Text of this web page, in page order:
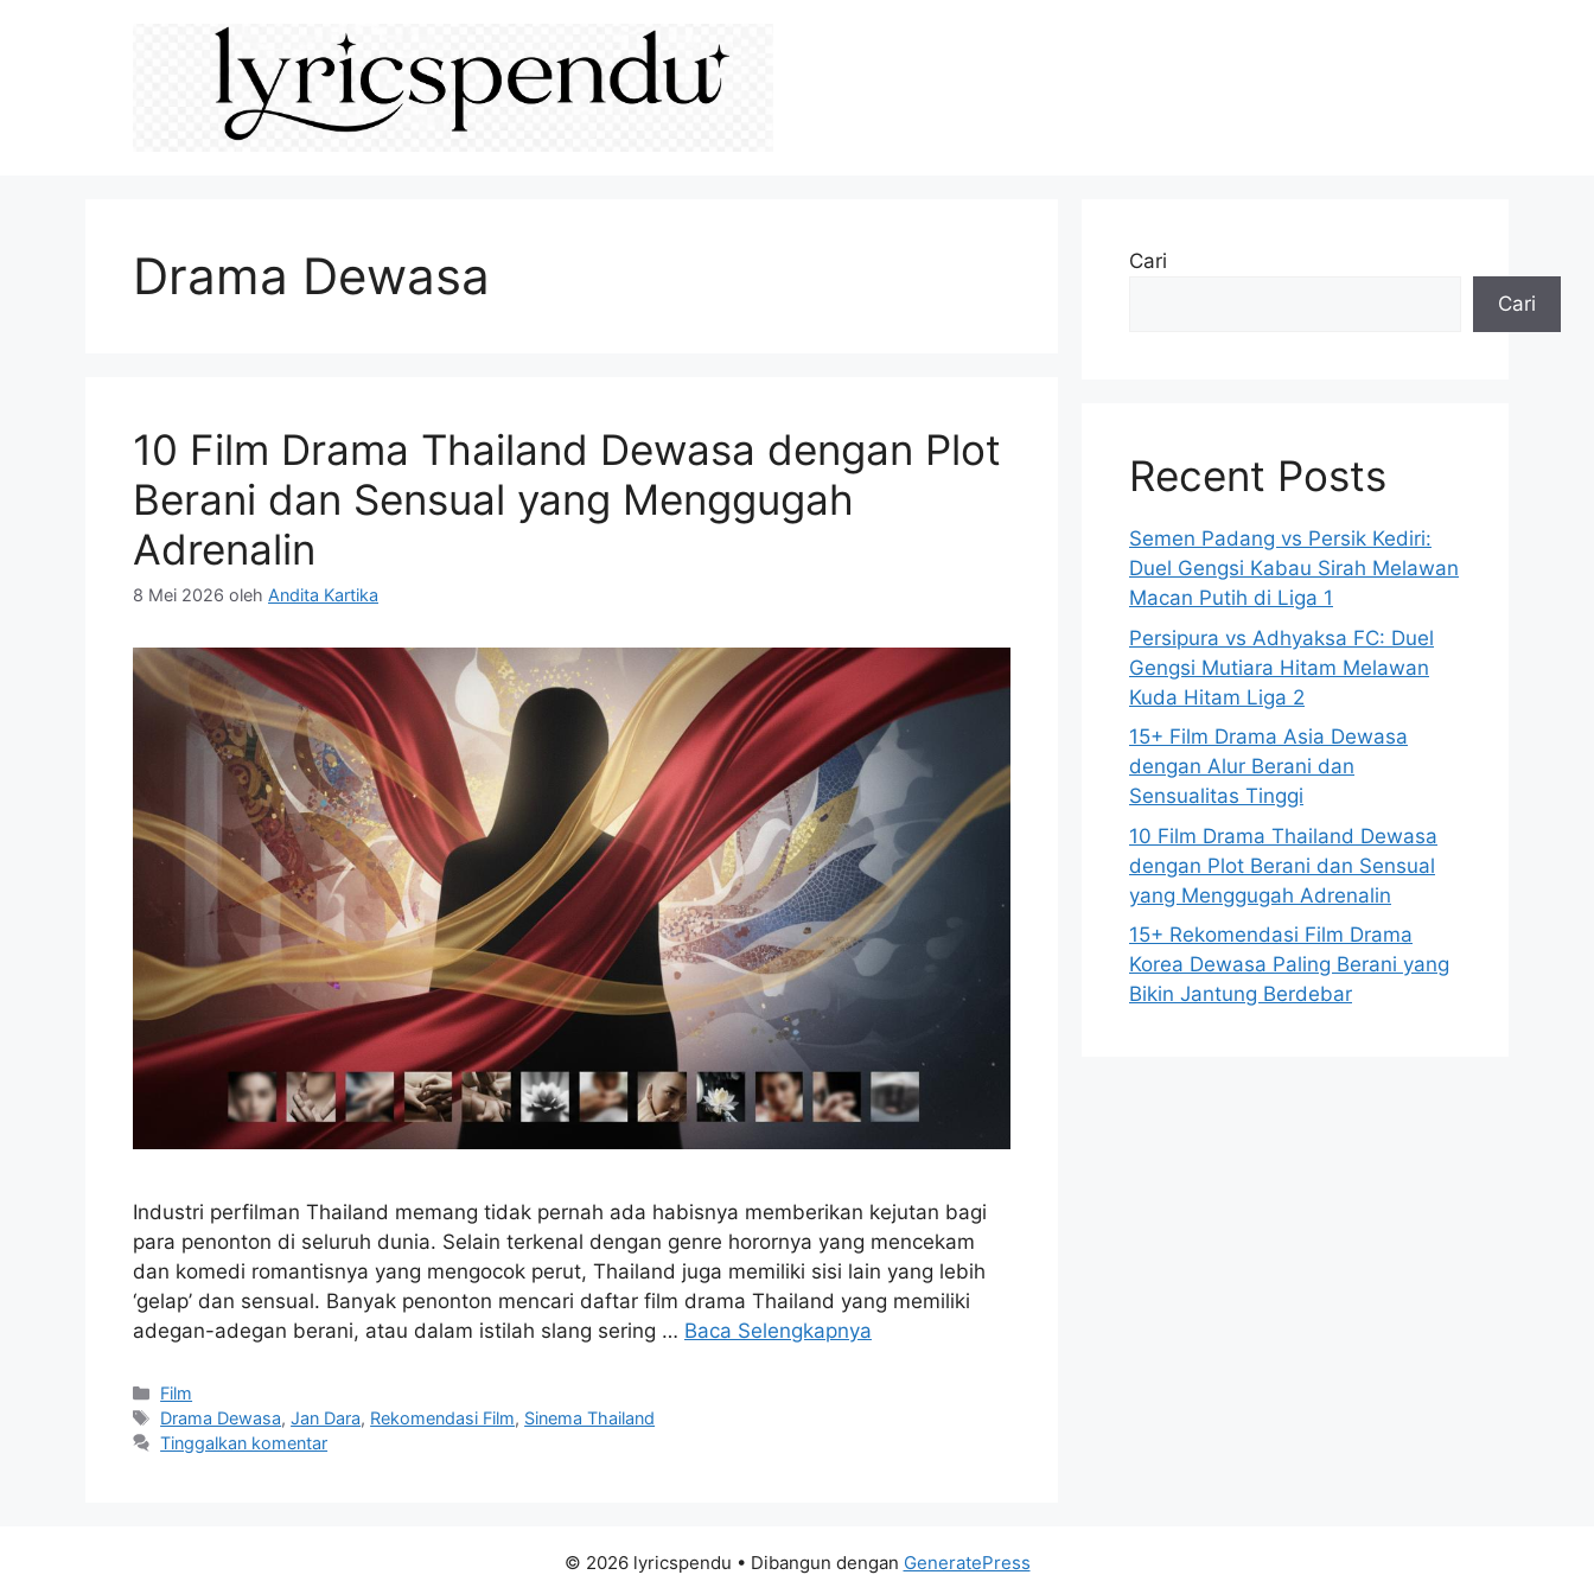
Drama Dewasa
10 Film Drama Thailand Dewasa dengan Plot
Berani dan Sensual yang Menggugah
Adrenalin
8 Mei 2026 oleh Andita Kartika
Industri perfilman Thailand memang tidak pernah ada habisnya memberikan kejutan bagi
para penonton di seluruh dunia. Selain terkenal dengan genre horornya yang mencekam
dan komedi romantisnya yang mengocok perut, Thailand juga memiliki sisi lain yang lebih
‘gelap’ dan sensual. Banyak penonton mencari daftar film drama Thailand yang memiliki
adegan-adegan berani, atau dalam istilah slang sering … Baca Selengkapnya
Kategori
Film
Tag
Drama Dewasa,Jan Dara, Rekomendasi Film, Sinema Thailand
Tinggalkan komentar
Cari
Cari
Recent Posts
Semen Padang vs Persik Kediri:
Duel Gengsi Kabau Sirah Melawan
Macan Putih di Liga 1
Persipura vs Adhyaksa FC: Duel
Gengsi Mutiara Hitam Melawan
Kuda Hitam Liga 2
15+ Film Drama Asia Dewasa
dengan Alur Berani dan
Sensualitas Tinggi
10 Film Drama Thailand Dewasa
dengan Plot Berani dan Sensual
yang Menggugah Adrenalin
15+ Rekomendasi Film Drama
Korea Dewasa Paling Berani yang
Bikin Jantung Berdebar
© 2026 lyricspendu • Dibangun dengan GeneratePress